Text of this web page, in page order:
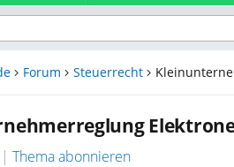
Forum Steuerrecht
Thema abonnieren